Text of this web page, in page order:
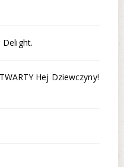
Delight.
Hej Dziewczyny!